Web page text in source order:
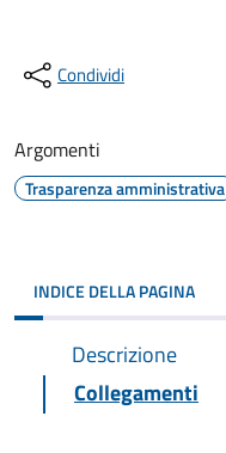
Condividi
Argomenti
Trasparenza amministrativa
INDICE DELLA PAGINA
Descrizione
Collegamenti